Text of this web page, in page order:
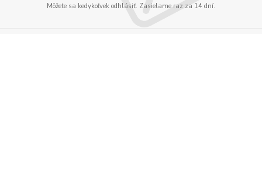
Môžete sa kedykoľvek odhlásiť. Zasielame raz za 14 dní.